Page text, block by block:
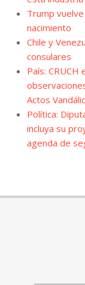
Trump
nacimiento
Chile y
consulares
País:
Actos
Política:
incluya su
agenda de